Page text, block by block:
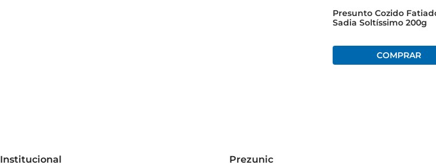
Presunto Cozido
Sadia Soltíssimo 200g
Institucional Prezunic